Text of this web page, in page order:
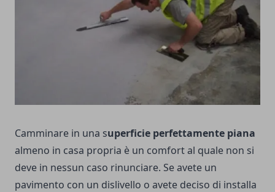
Camminare in una superficie perfettamente piana
almeno in casa propria è un comfort al quale non si
deve in nessun caso rinunciare. Se avete un
pavimento con un dislivello o avete deciso di installa